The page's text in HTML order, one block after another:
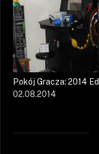
Pokój Gracza: 2014
02.08.2014